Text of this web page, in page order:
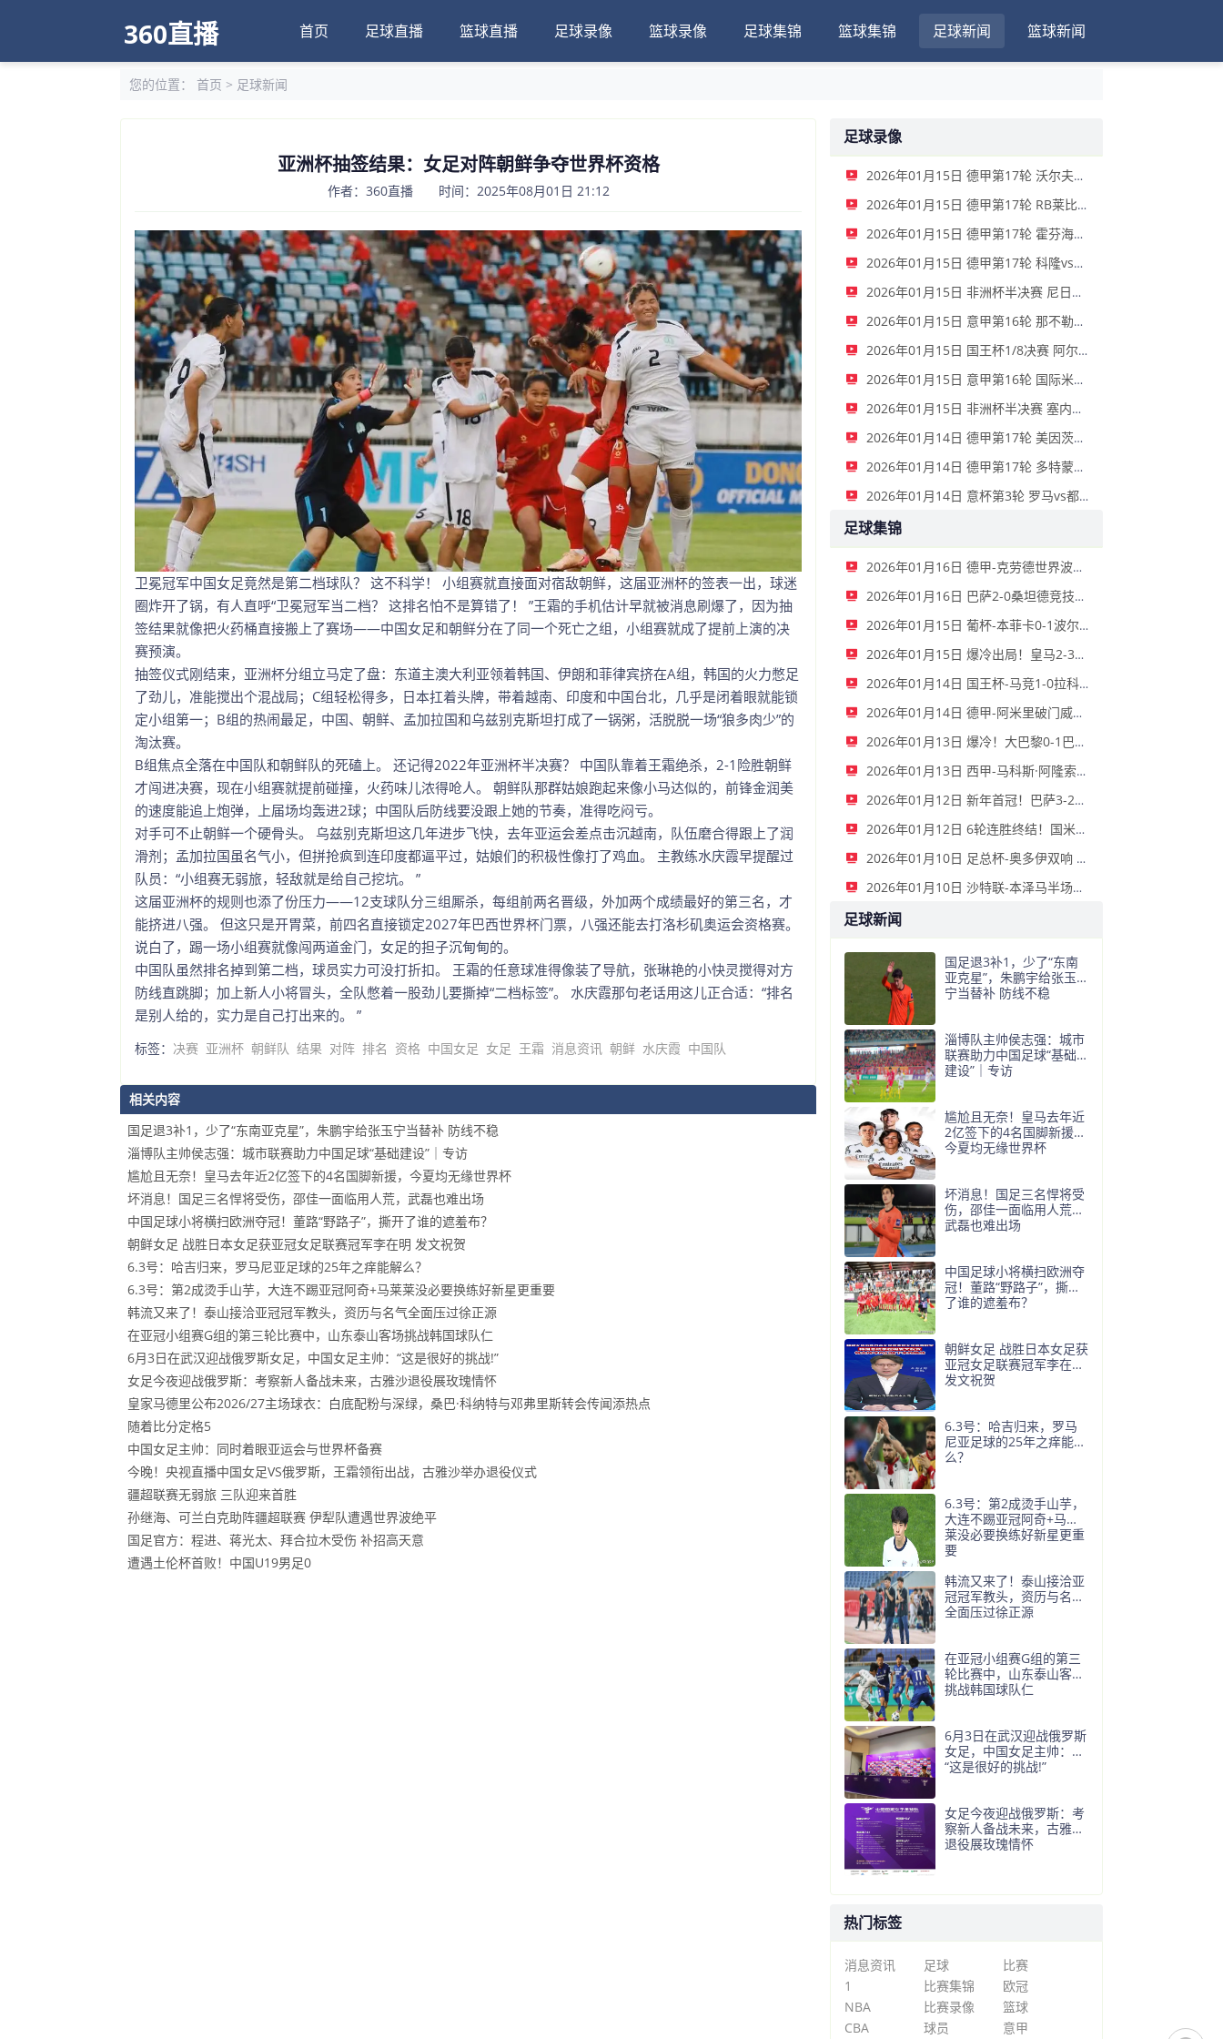
360直播 首页 足球直播 篮球直播 足球录像 篮球录像 足球集锦 篮球集锦 足球新闻 篮球新闻
您的位置： 首页 > 足球新闻
亚洲杯抽签结果：女足对阵朝鲜争夺世界杯资格
作者：360直播 时间：2025年08月01日 21:12
卫冕冠军中国女足竟然是第二档球队？ 这不科学！ 小组赛就直接面对宿敌朝鲜，这届亚洲杯的签表一出，球迷
圈炸开了锅，有人直呼“卫冕冠军当二档？ 这排名怕不是算错了！ ”王霜的手机估计早就被消息刷爆了，因为抽
签结果就像把火药桶直接搬上了赛场——中国女足和朝鲜分在了同一个死亡之组，小组赛就成了提前上演的决
赛预演。
抽签仪式刚结束，亚洲杯分组立马定了盘：东道主澳大利亚领着韩国、伊朗和菲律宾挤在A组，韩国的火力憋足
了劲儿，准能搅出个混战局；C组轻松得多，日本扛着头牌，带着越南、印度和中国台北，几乎是闭着眼就能锁
定小组第一；B组的热闹最足，中国、朝鲜、孟加拉国和乌兹别克斯坦打成了一锅粥，活脱脱一场“狼多肉少”的
淘汰赛。
B组焦点全落在中国队和朝鲜队的死磕上。 还记得2022年亚洲杯半决赛？ 中国队靠着王霜绝杀，2-1险胜朝鲜
才闯进决赛，现在小组赛就提前碰撞，火药味儿浓得呛人。 朝鲜队那群姑娘跑起来像小马达似的，前锋金润美
的速度能追上炮弹，上届场均轰进2球；中国队后防线要没跟上她的节奏，准得吃闷亏。
对手可不止朝鲜一个硬骨头。 乌兹别克斯坦这几年进步飞快，去年亚运会差点击沉越南，队伍磨合得跟上了润
滑剂；孟加拉国虽名气小，但拼抢疯到连印度都逼平过，姑娘们的积极性像打了鸡血。 主教练水庆霞早提醒过
队员：“小组赛无弱旅，轻敌就是给自己挖坑。 ”
这届亚洲杯的规则也添了份压力——12支球队分三组厮杀，每组前两名晋级，外加两个成绩最好的第三名，才
能挤进八强。 但这只是开胃菜，前四名直接锁定2027年巴西世界杯门票，八强还能去打洛杉矶奥运会资格赛。
说白了，踢一场小组赛就像闯两道金门，女足的担子沉甸甸的。
中国队虽然排名掉到第二档，球员实力可没打折扣。 王霜的任意球准得像装了导航，张琳艳的小快灵搅得对方
防线直跳脚；加上新人小将冒头，全队憋着一股劲儿要撕掉“二档标签”。 水庆霞那句老话用这儿正合适：“排名
是别人给的，实力是自己打出来的。 ”
标签： 决赛 亚洲杯 朝鲜队 结果 对阵 排名 资格 中国女足 女足 王霜 消息资讯 朝鲜 水庆霞 中国队
相关内容
国足退3补1，少了“东南亚克星”，朱鹏宇给张玉宁当替补 防线不稳
淄博队主帅侯志强：城市联赛助力中国足球“基础建设”｜专访
尴尬且无奈！皇马去年近2亿签下的4名国脚新援，今夏均无缘世界杯
坏消息！国足三名悍将受伤，邵佳一面临用人荒，武磊也难出场
中国足球小将横扫欧洲夺冠！董路“野路子”，撕开了谁的遮羞布？
朝鲜女足 战胜日本女足获亚冠女足联赛冠军李在明 发文祝贺
6.3号：哈吉归来，罗马尼亚足球的25年之痒能解么？
6.3号：第2成烫手山芋，大连不踢亚冠阿奇+马莱莱没必要换练好新星更重要
韩流又来了！泰山接洽亚冠冠军教头，资历与名气全面压过徐正源
在亚冠小组赛G组的第三轮比赛中，山东泰山客场挑战韩国球队仁
6月3日在武汉迎战俄罗斯女足，中国女足主帅：“这是很好的挑战!”
女足今夜迎战俄罗斯：考察新人备战未来，古雅沙退役展玫瑰情怀
皇家马德里公布2026/27主场球衣：白底配粉与深绿，桑巴·科纳特与邓弗里斯转会传闻添热点
随着比分定格5
中国女足主帅：同时着眼亚运会与世界杯备赛
今晚！央视直播中国女足VS俄罗斯，王霜领衔出战，古雅沙举办退役仪式
疆超联赛无弱旅 三队迎来首胜
孙继海、可兰白克助阵疆超联赛 伊犁队遭遇世界波绝平
国足官方：程进、蒋光太、拜合拉木受伤 补招高天意
遭遇土伦杯首败！中国U19男足0
足球录像
2026年01月15日 德甲第17轮 沃尔夫斯堡vs圣保利 全场录像
2026年01月15日 德甲第17轮 RB莱比锡vs弗赖堡 全场录像
2026年01月15日 德甲第17轮 霍芬海姆vs门兴 全场录像
2026年01月15日 德甲第17轮 科隆vs拜仁慕尼黑 全场录像
2026年01月15日 非洲杯半决赛 尼日利亚vs摩洛哥 全场录像
2026年01月15日 意甲第16轮 那不勒斯vs帕尔马 全场录像
2026年01月15日 国王杯1/8决赛 阿尔瓦塞特vs皇家马德里 全场录像
2026年01月15日 意甲第16轮 国际米兰vs莱切 全场录像
2026年01月15日 非洲杯半决赛 塞内加尔vs埃及 全场录像
2026年01月14日 德甲第17轮 美因茨vs海登海姆 全场录像
2026年01月14日 德甲第17轮 多特蒙德vs不莱梅 全场录像
2026年01月14日 意杯第3轮 罗马vs都灵 全场录像
足球集锦
2026年01月16日 德甲-克劳德世界波柳比西奇绝平 十人柏林联合1-1奥格斯堡
2026年01月16日 巴萨2-0桑坦德竞技晋级国王杯八强 费兰单刀球破门亚马尔建功
2026年01月15日 葡杯-本菲卡0-1波尔图止步八强 贝德纳雷克制胜帕夫利季斯失良机
2026年01月15日 爆冷出局！皇马2-3遭西乙队阿尔瓦塞特补时绝杀 无缘国王杯8强
2026年01月14日 国王杯-马竞1-0拉科鲁尼亚 格列兹曼十分角任意球破门+远射中横梁
2026年01月14日 德甲-阿米里破门威德默建功 美因茨2-1海登海姆
2026年01月13日 爆冷！大巴黎0-1巴黎FC止步法国杯32强 登贝莱失单刀埃梅里中框
2026年01月13日 西甲-马科斯·阿隆索点射制胜 塞尔塔客场1-0塞维利亚
2026年01月12日 新年首冠！巴萨3-2皇马卫冕西超杯 拉菲尼亚双响维尼修斯一条龙
2026年01月12日 6轮连胜终结！国米2-2那不勒斯 麦克托米奈双响恰20点射孔蒂染红
2026年01月10日 足总杯-奥多伊双响 点球大战诺丁汉森林6-7雷克瑟姆
2026年01月10日 沙特联-本泽马半场戴帽 吉达联合4-0拉斯永恒
足球新闻
国足退3补1，少了“东南
亚克星”，朱鹏宇给张玉
宁当替补 防线不稳
淄博队主帅侯志强：城市
联赛助力中国足球“基础
建设”｜专访
尴尬且无奈！皇马去年近
2亿签下的4名国脚新援，
今夏均无缘世界杯
坏消息！国足三名悍将受
伤，邵佳一面临用人荒，
武磊也难出场
中国足球小将横扫欧洲夺
冠！董路“野路子”，撕开
了谁的遮羞布？
朝鲜女足 战胜日本女足获
亚冠女足联赛冠军李在明
发文祝贺
6.3号：哈吉归来，罗马
尼亚足球的25年之痒能解
么？
6.3号：第2成烫手山芋，
大连不踢亚冠阿奇+马莱
莱没必要换练好新星更重
要
韩流又来了！泰山接洽亚
冠冠军教头，资历与名气
全面压过徐正源
在亚冠小组赛G组的第三
轮比赛中，山东泰山客场
挑战韩国球队仁
6月3日在武汉迎战俄罗斯
女足，中国女足主帅：
“这是很好的挑战!”
女足今夜迎战俄罗斯：考
察新人备战未来，古雅沙
退役展玫瑰情怀
热门标签
消息资讯 足球
比赛
1
比赛集锦
欧冠
NBA
比赛录像
篮球
CBA
球员 意甲